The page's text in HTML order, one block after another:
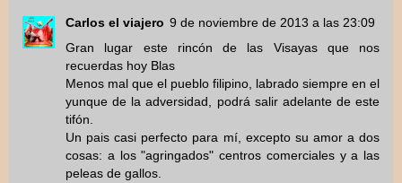
Carlos el viajero 9 de noviembre de 2013 a las 23:09
Gran lugar este rincón de las Visayas que nos
recuerdas hoy Blas
Menos mal que el pueblo filipino, labrado siempre en el
yunque de la adversidad, podrá salir adelante de este
tifón.
Un pais casi perfecto para mí, excepto su amor a dos
cosas: a los "agringados" centros comerciales y a las
peleas de gallos.